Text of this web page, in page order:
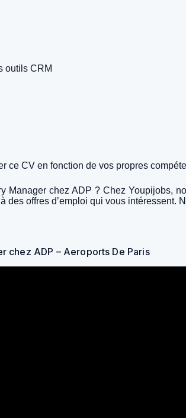
outils CRM
ce CV en fonction de vos propres
Manager chez ADP ? Chez Youpijobs,
des offres d’emploi qui vous intéressent.
chez ADP – Aeroports De Paris